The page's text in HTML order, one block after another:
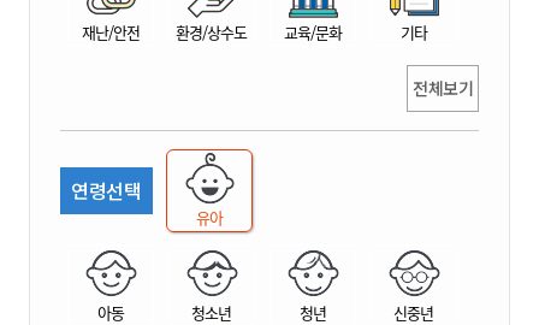
재난/안전 환경/상수도 교육/문화 기타
전체보기
연령선택
유아
아동 청소년 청년 신중년